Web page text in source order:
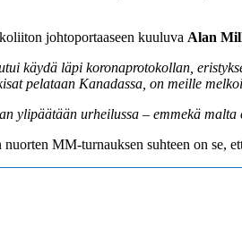
johtoportaaseen kuuluva Alan
käydä läpi koronaprotokollan,
pelataan Kanadassa, on meille
ylipäätään urheilussa – emmekä
MM-turnauksen suhteen on se,